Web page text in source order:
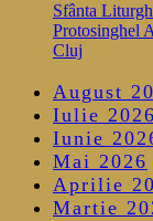
Sfânta
Protosinghel
Cluj
August
Iulie 2026
Iunie
Mai 2026
Aprilie
Martie